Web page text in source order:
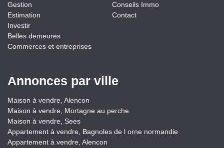
Gestion
Estimation
Investir
Belles demeures
Commerces et entreprises
Conseils Immo
Contact
Annonces par ville
Maison à vendre, Alencon
Maison à vendre, Mortagne au perche
Maison à vendre, Sees
Appartement à vendre, Bagnoles de l orne normandie
Appartement à vendre, Alencon